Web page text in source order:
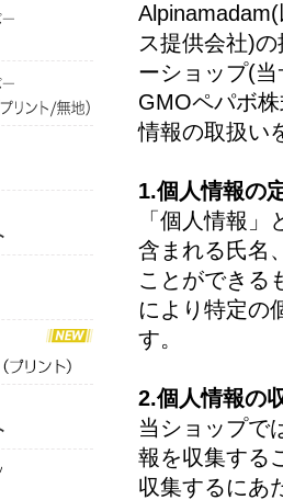
ス提供会社)
ーショップ(当
GMOペパボ
情報の取扱い
1.個人情報の
「個人情報
含まれる氏名
ことができる
により特定の
す。
2.個人情報の
当ショップで
報を収集する
収集するにあ